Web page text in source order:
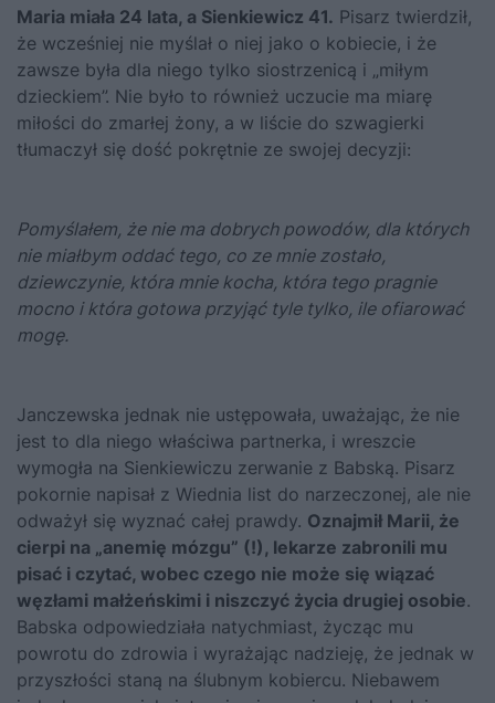
Maria miała 24 lata, a Sienkiewicz 41. Pisarz twierdził,
że wcześniej nie myślał o niej jako o kobiecie, i że
zawsze była dla niego tylko siostrzenicą i „miłym
dzieckiem”. Nie było to również uczucie ma miarę
miłości do zmarłej żony, a w liście do szwagierki
tłumaczył się dość pokrętnie ze swojej decyzji:
Pomyślałem, że nie ma dobrych powodów, dla których
nie miałbym oddać tego, co ze mnie zostało,
dziewczynie, która mnie kocha, która tego pragnie
mocno i która gotowa przyjąć tyle tylko, ile ofiarować
mogę.
Janczewska jednak nie ustępowała, uważając, że nie
jest to dla niego właściwa partnerka, i wreszcie
wymogła na Sienkiewiczu zerwanie z Babską. Pisarz
pokornie napisał z Wiednia list do narzeczonej, ale nie
odważył się wyznać całej prawdy. Oznajmił Marii, że
cierpi na „anemię mózgu” (!), lekarze zabronili mu
pisać i czytać, wobec czego nie może się wiązać
węzłami małżeńskimi i niszczyć życia drugiej osobie.
Babska odpowiedziała natychmiast, życząc mu
powrotu do zdrowia i wyrażając nadzieję, że jednak w
przyszłości staną na ślubnym kobiercu. Niebawem